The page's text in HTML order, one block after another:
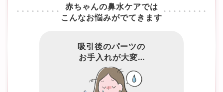
赤ちゃんの鼻水ケアでは
こんなお悩みがでてきます
吸引後のパーツの
お手入れが大変…